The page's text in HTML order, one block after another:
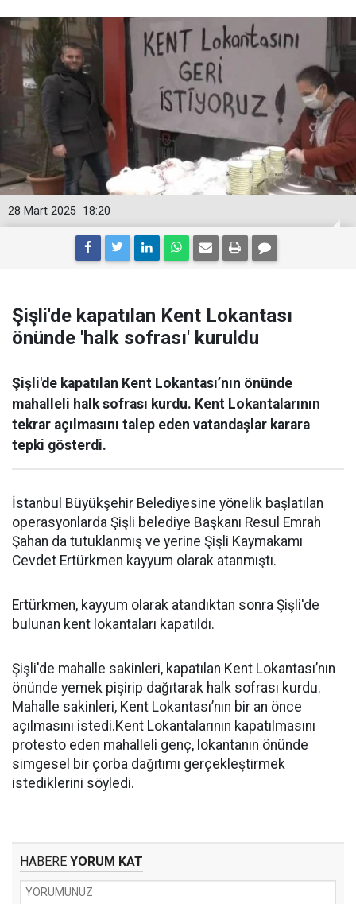
18:20
28 Mart 2025
Şişli'de kapatılan Kent Lokantası
önünde 'halk sofrası' kuruldu
Şişli'de kapatılan Kent Lokantası’nın önünde
mahalleli halk sofrası kurdu. Kent Lokantalarının
tekrar açılmasını talep eden vatandaşlar karara
tepki gösterdi.
İstanbul Büyükşehir Belediyesine yönelik başlatılan
operasyonlarda Şişli belediye Başkanı Resul Emrah
Şahan da tutuklanmış ve yerine Şişli Kaymakamı
Cevdet Ertürkmen kayyum olarak atanmıştı.
Ertürkmen, kayyum olarak atandıktan sonra Şişli'de
bulunan kent lokantaları kapatıldı.
Şişli'de mahalle sakinleri, kapatılan Kent Lokantası’nın
önünde yemek pişirip dağıtarak halk sofrası kurdu.
Mahalle sakinleri, Kent Lokantası’nın bir an önce
açılmasını istedi.Kent Lokantalarının kapatılmasını
protesto eden mahalleli genç, lokantanın önünde
simgesel bir çorba dağıtımı gerçekleştirmek
istediklerini söyledi.
HABERE YORUM KAT